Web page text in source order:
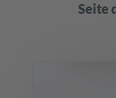
Seite